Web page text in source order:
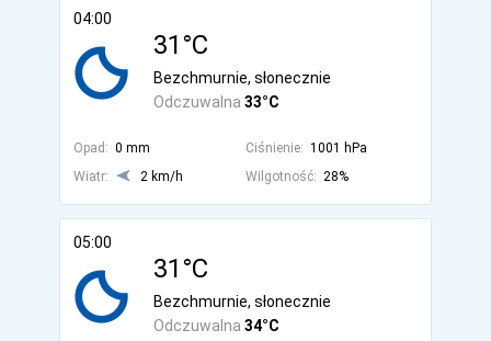
04:00
31°C
Odczuwalna 33°C
Bezchmurnie, słonecznie
Opad: 0 mm Ciśnienie: 1001 hPa
Wiatr:
2 km/h Wilgotność: 28%
05:00
31°C
Odczuwalna 34°C
Bezchmurnie, słonecznie